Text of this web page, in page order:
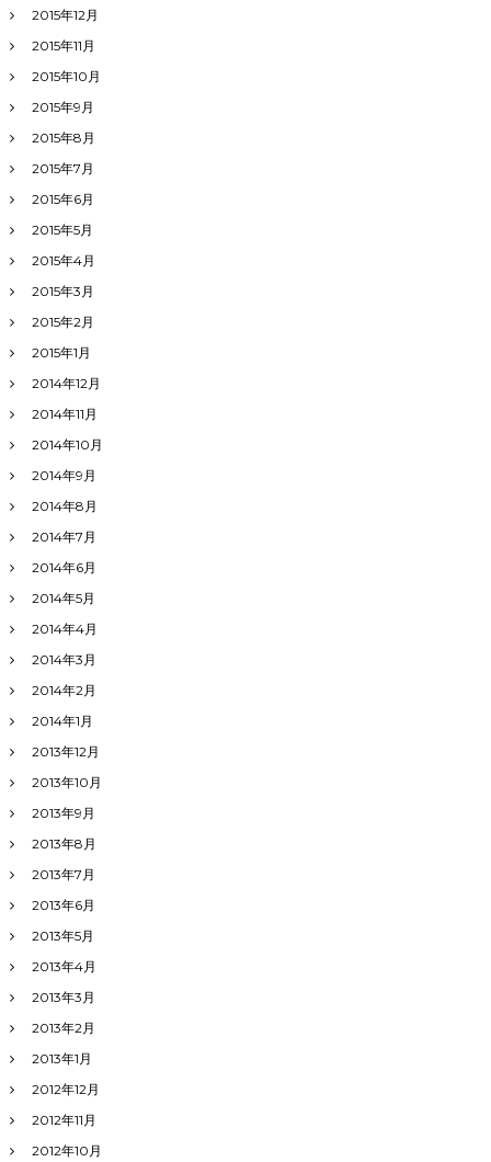
2015年12月
2015年11月
2015年10月
2015年9月
2015年8月
2015年7月
2015年6月
2015年5月
2015年4月
2015年3月
2015年2月
2015年1月
2014年12月
2014年11月
2014年10月
2014年9月
2014年8月
2014年7月
2014年6月
2014年5月
2014年4月
2014年3月
2014年2月
2014年1月
2013年12月
2013年10月
2013年9月
2013年8月
2013年7月
2013年6月
2013年5月
2013年4月
2013年3月
2013年2月
2013年1月
2012年12月
2012年11月
2012年10月